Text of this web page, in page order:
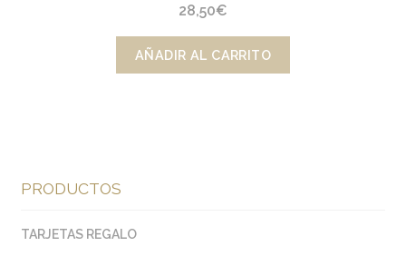
28,50€
AÑADIR AL CARRITO
PRODUCTOS
TARJETAS REGALO